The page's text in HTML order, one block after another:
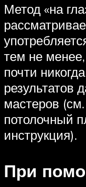
Метод «на
тем не
почти
результатов
мастеров
потолочный
инструкция).
При